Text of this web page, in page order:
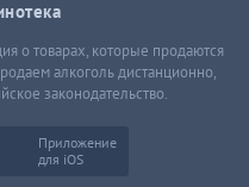
о товарах, которые продаются
алкоголь дистанционно,
законодательство.
Приложение
для iOS